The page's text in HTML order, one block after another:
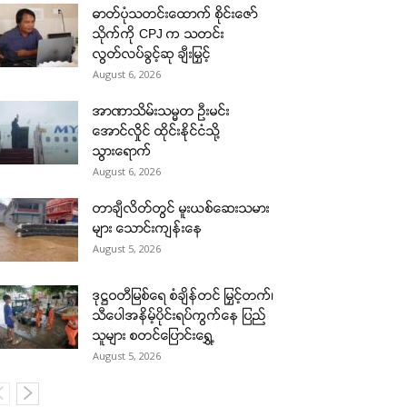
ဓာတ်ပုံသတင်းထောက် စိုင်းဇော်
သိုက်ကို CPJ က သတင်း
လွတ်လပ်ခွင့်ဆု ချီးမြှင့်
August 6, 2026
အာဏာသိမ်းသမ္မတ ဦးမင်း
အောင်လှိုင် ထိုင်းနိုင်ငံသို့
သွားရောက်
August 6, 2026
တာချီလိတ်တွင် မူးယစ်ဆေးသမား
များ သောင်းကျန်းနေ
August 5, 2026
ဒုဋ္ဌဝတီမြစ်ရေ စံချိန်တင် မြှင့်တက်၊
သီပေါအနိမ့်ပိုင်းရပ်ကွက်နေ ပြည်
သူများ စတင်ပြောင်းရွှေ့
August 5, 2026